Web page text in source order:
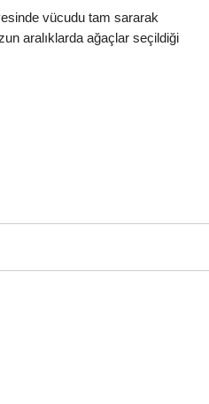
vücudu tam sararak
aralıklarda ağaçlar seçildiği